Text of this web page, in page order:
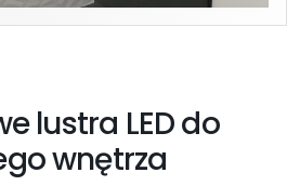
lustra LED do
wnętrza